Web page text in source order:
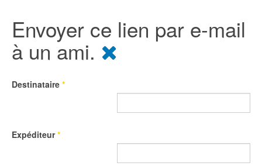
Envoyer ce lien par e-mail
à un ami.
Destinataire *
Expéditeur*